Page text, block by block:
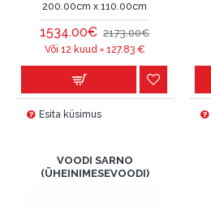
200.00cm x 110.00cm
1534.00€ 2173.00€
Või 12 kuud = 127.83€
Esita küsimus
VOODI SARNO
(ÜHEINIMESEVOODI)